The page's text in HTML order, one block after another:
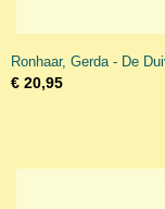
Ronhaar, Gerda - De
€ 20,95